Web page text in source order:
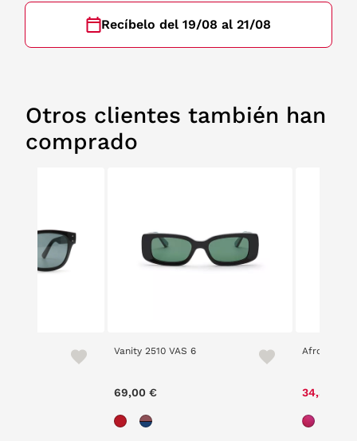
Recíbelo del 19/08 al 21/08
Otros clientes también han
comprado
Vanity 2510 VAS 6
69,00 €
Afrodelic
34,30 €